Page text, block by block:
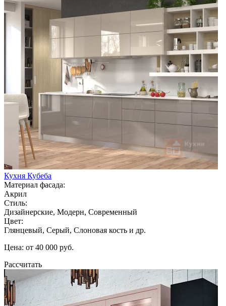
Кухня Кубеба
Материал фасада:
Акрил
Стиль:
Дизайнерские, Модерн, Современный
Цвет:
Глянцевый, Серый, Слоновая кость и др.
Цена: от 40 000 руб.
Рассчитать